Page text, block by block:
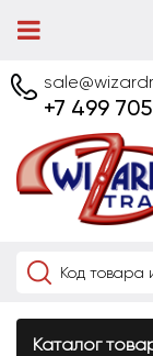
+7 499
Каталог